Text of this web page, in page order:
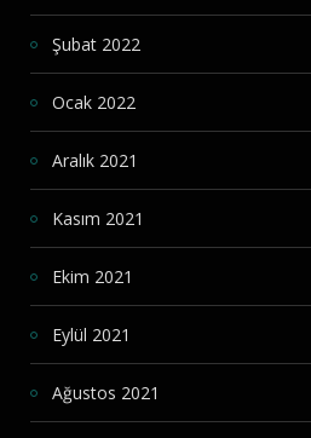
Şubat 2022
Ocak 2022
Aralık 2021
Kasım 2021
Ekim 2021
Eylül 2021
Ağustos 2021